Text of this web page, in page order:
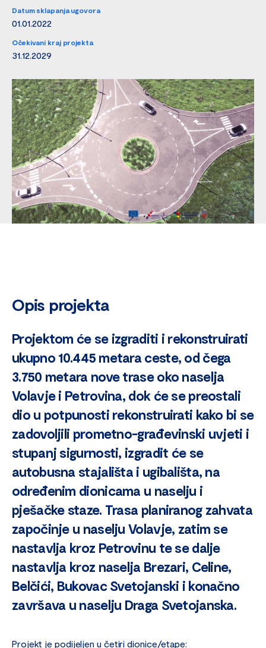
Datum sklapanja ugovora
01.01.2022
Očekivani kraj projekta
31.12.2029
Opis projekta
Projektom će se izgraditi i rekonstruirati
ukupno 10.445 metara ceste, od čega
3.750 metara nove trase oko naselja
Volavje i Petrovina, dok će se preostali
dio u potpunosti rekonstruirati kako bi se
zadovoljili prometno-građevinski uvjeti i
stupanj sigurnosti, izgradit će se
autobusna stajališta i ugibališta, na
određenim dionicama u naselju i
pješačke staze. Trasa planiranog zahvata
započinje u naselju Volavje, zatim se
nastavlja kroz Petrovinu te se dalje
nastavlja kroz naselja Brezari, Celine,
Belčići, Bukovac Svetojanski i konačno
završava u naselju Draga Svetojanska.
Projekt je podijeljen u četiri dionice/etape: